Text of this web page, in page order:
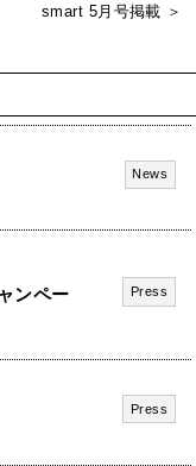
smart 5月号掲載 ＞
News
ンペー
Press
Press